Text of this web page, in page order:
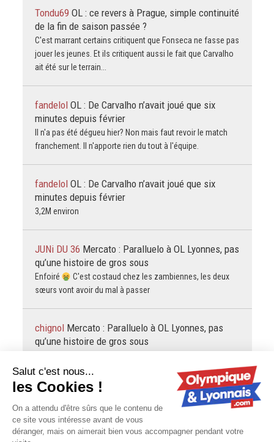
Tondu69 OL : ce revers à Prague, simple continuité
de la fin de saison passée ?
C'est marrant certains critiquent que Fonseca ne fasse pas
jouer les jeunes. Et ils critiquent aussi le fait que Carvalho
ait été sur le terrain...
fandelol OL : De Carvalho n’avait joué que six
minutes depuis février
Il n'a pas été dégueu hier? Non mais faut revoir le match
franchement. Il n'apporte rien du tout à l'équipe.
fandelol OL : De Carvalho n’avait joué que six
minutes depuis février
3,2M environ
JUNi DU 36 Mercato : Paralluelo à OL Lyonnes, pas
qu’une histoire de gros sous
Enfoiré
C'est costaud chez les zambiennes, les deux
sœurs vont avoir du mal à passer
chignol Mercato : Paralluelo à OL Lyonnes, pas
qu’une histoire de gros sous
Zambiennes. Mince y a cet enf... d'Elefantino dans les
tribunes, ça fait un choc !
JUNi DU 36Mercato : Paralluelo à OL Lyonnes, pas
qu’une histoire de gros sous